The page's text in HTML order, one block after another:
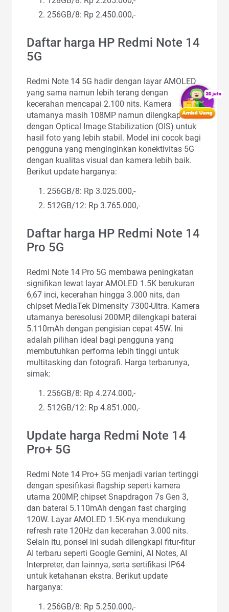
256GB/8: Rp 2.450.000,-
Daftar harga HP Redmi Note 14
5G
Redmi Note 14 5G hadir dengan layar AMOLED
yang sama namun lebih terang dengan
kecerahan mencapai 2.100 nits. Kamera
utamanya masih 108MP namun dilengkapi
dengan Optical Image Stabilization (OIS) untuk
hasil foto yang lebih stabil. Model ini cocok bagi
pengguna yang menginginkan konektivitas 5G
dengan kualitas visual dan kamera lebih baik.
Berikut update harganya:
256GB/8: Rp 3.025.000,-
512GB/12: Rp 3.765.000,-
Daftar harga HP Redmi Note 14
Pro 5G
Redmi Note 14 Pro 5G membawa peningkatan
signifikan lewat layar AMOLED 1.5K berukuran
6,67 inci, kecerahan hingga 3.000 nits, dan
chipset MediaTek Dimensity 7300-Ultra. Kamera
utamanya beresolusi 200MP, dilengkapi baterai
5.110mAh dengan pengisian cepat 45W. Ini
adalah pilihan ideal bagi pengguna yang
membutuhkan performa lebih tinggi untuk
multitasking dan fotografi. Harga terbarunya,
simak:
256GB/8: Rp 4.274.000,-
512GB/12: Rp 4.851.000,-
Update harga Redmi Note 14
Pro+ 5G
Redmi Note 14 Pro+ 5G menjadi varian tertinggi
dengan spesifikasi flagship seperti kamera
utama 200MP, chipset Snapdragon 7s Gen 3,
dan baterai 5.110mAh dengan fast charging
120W. Layar AMOLED 1.5K-nya mendukung
refresh rate 120Hz dan kecerahan 3.000 nits.
Selain itu, ponsel ini sudah dilengkapi fitur-fitur
AI terbaru seperti Google Gemini, AI Notes, AI
Interpreter, dan lainnya, serta sertifikasi IP64
untuk ketahanan ekstra. Berikut update
harganya:
256GB/8: Rp 5.250.000,-